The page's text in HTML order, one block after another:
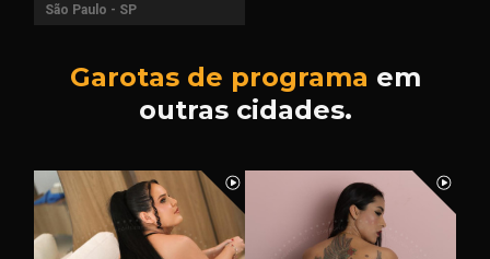
São Paulo - SP
Garotas de programa em
outras cidades.